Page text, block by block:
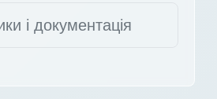
і документація